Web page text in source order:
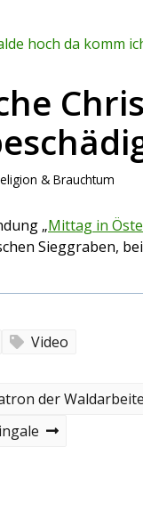
hoch da komm
& Brauchtum
„Mittag in
Sieggraben,
Video
der